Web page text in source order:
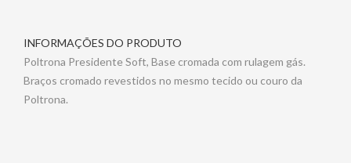
INFORMAÇÕES DO PRODUTO
Poltrona Presidente Soft, Base cromada com rulagem gás.
Braços cromado revestidos no mesmo tecido ou couro da
Poltrona.